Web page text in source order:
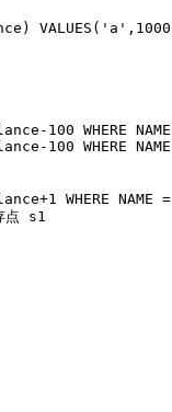
VALUES ( 'a' , 1000
-100 WHERE
-100 WHERE
+1 WHERE NAME =
点 s1